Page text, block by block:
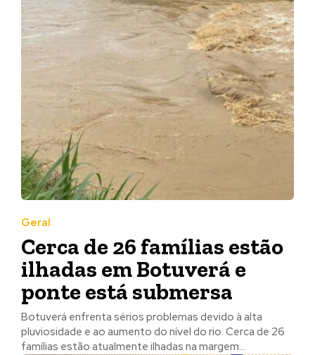
Geral
Cerca de 26 famílias estão
ilhadas em Botuverá e
ponte está submersa
Botuverá enfrenta sérios problemas devido à alta
pluviosidade e ao aumento do nível do rio. Cerca de 26
famílias estão atualmente ilhadas na margem...